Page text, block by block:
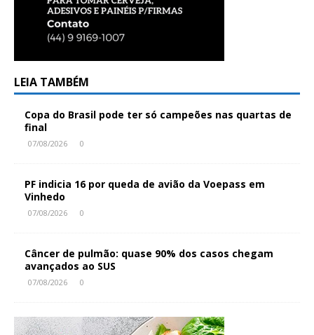
LEIA TAMBÉM
Copa do Brasil pode ter só campeões nas quartas de
final
07/08/2026 0
PF indicia 16 por queda de avião da Voepass em
Vinhedo
07/08/2026 0
Câncer de pulmão: quase 90% dos casos chegam
avançados ao SUS
07/08/2026 0